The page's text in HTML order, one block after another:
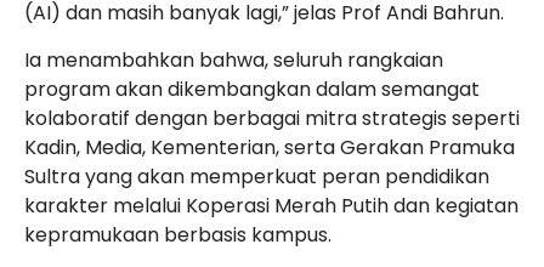
(AI) dan masih banyak lagi,” jelas Prof Andi Bahrun.
Ia menambahkan bahwa, seluruh rangkaian
program akan dikembangkan dalam semangat
kolaboratif dengan berbagai mitra strategis seperti
Kadin, Media, Kementerian, serta Gerakan Pramuka
Sultra yang akan memperkuat peran pendidikan
karakter melalui Koperasi Merah Putih dan kegiatan
kepramukaan berbasis kampus.